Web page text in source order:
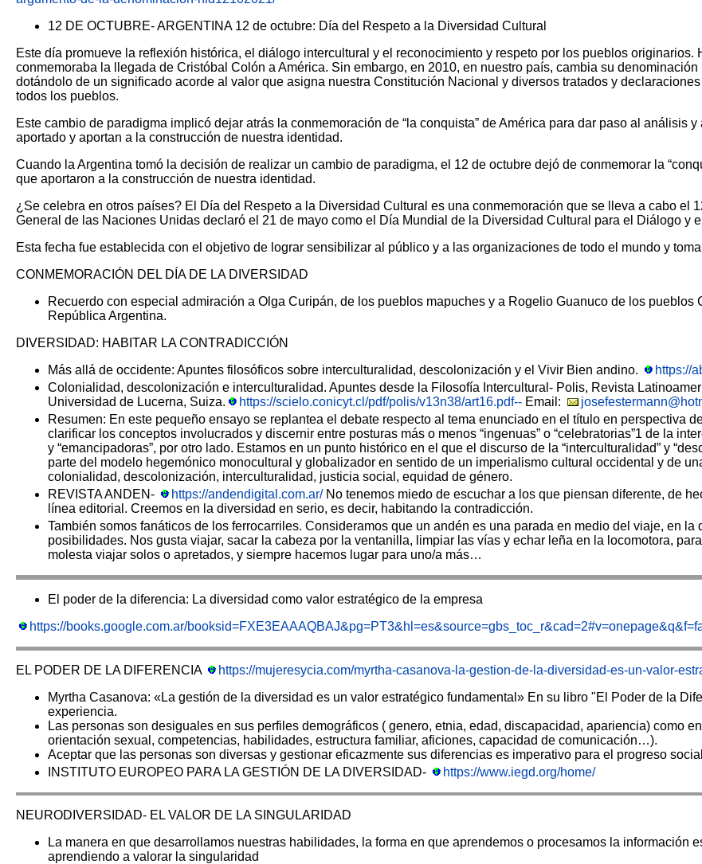
12 DE OCTUBRE- ARGENTINA 12 de octubre: Día del Respeto a la Diversidad Cultural
Este día promueve la reflexión histórica, el diálogo intercultural y el reconocimiento y respeto por los pueblos originarios.
conmemoraba la llegada de Cristóbal Colón a América. Sin embargo, en 2010, en nuestro país, cambia su
dotándolo de un significado acorde al valor que asigna nuestra Constitución Nacional y diversos tratados y
todos los pueblos.
Este cambio de paradigma implicó dejar atrás la conmemoración de “la conquista” de América para dar paso al análisis
aportado y aportan a la construcción de nuestra identidad.
Cuando la Argentina tomó la decisión de realizar un cambio de paradigma, el 12 de octubre dejó de conmemorar la
que aportaron a la construcción de nuestra identidad.
¿Se celebra en otros países? El Día del Respeto a la Diversidad Cultural es una conmemoración que se lleva a cabo el
General de las Naciones Unidas declaró el 21 de mayo como el Día Mundial de la Diversidad Cultural para el Diálogo y
Esta fecha fue establecida con el objetivo de lograr sensibilizar al público y a las organizaciones de todo el mundo y
CONMEMORACIÓN DEL DÍA DE LA DIVERSIDAD
Recuerdo con especial admiración a Olga Curipán, de los pueblos mapuches y a Rogelio Guanuco de los
República Argentina.
DIVERSIDAD: HABITAR LA CONTRADICCIÓN
Más allá de occidente: Apuntes filosóficos sobre interculturalidad, descolonización y el Vivir Bien andino.
https://
Colonialidad, descolonización e interculturalidad. Apuntes desde la Filosofía Intercultural- Polis, Revista
Universidad de Lucerna, Suiza.
https://scielo.conicyt.cl/pdf/polis/v13n38/art16.pdf-- Email:
Resumen: En este pequeño ensayo se replantea el debate respecto al tema enunciado en el título en perspectiva
clarificar los conceptos involucrados y discernir entre posturas más o menos “ingenuas” o “celebratorias”1 de la
y “emancipadoras”, por otro lado. Estamos en un punto histórico en el que el discurso de la “interculturalidad” y
parte del modelo hegemónico monocultural y globalizador en sentido de un imperialismo cultural occidental y de
colonialidad, descolonización, interculturalidad, justicia social, equidad de género.
REVISTA ANDEN-
https://andendigital.com.ar/No tenemos miedo de escuchar a los que piensan diferente, de
línea editorial. Creemos en la diversidad en serio, es decir, habitando la contradicción.
También somos fanáticos de los ferrocarriles. Consideramos que un andén es una parada en medio del viaje, en
posibilidades. Nos gusta viajar, sacar la cabeza por la ventanilla, limpiar las vías y echar leña en la locomotora,
molesta viajar solos o apretados, y siempre hacemos lugar para uno/a más…
El poder de la diferencia: La diversidad como valor estratégico de la empresa
https://books.google.com.ar/
EL PODER DE LA DIFERENCIA
https://mujeresycia.com/myrtha-casanova-la-gestion-de-la-diversidad-es-un-valor-
Myrtha Casanova: «La gestión de la diversidad es un valor estratégico fundamental» En su libro "El Poder de la
experiencia.
Las personas son desiguales en sus perfiles demográficos ( genero, etnia, edad, discapacidad, apariencia) como
orientación sexual, competencias, habilidades, estructura familiar, aficiones, capacidad de comunicación…).
Aceptar que las personas son diversas y gestionar eficazmente sus diferencias es imperativo para el progreso
INSTITUTO EUROPEO PARA LA GESTIÓN DE LA DIVERSIDAD-
https://www.iegd.org/home/
NEURODIVERSIDAD- EL VALOR DE LA SINGULARIDAD
La manera en que desarrollamos nuestras habilidades, la forma en que aprendemos o procesamos la información
aprendiendo a valorar la singularidad